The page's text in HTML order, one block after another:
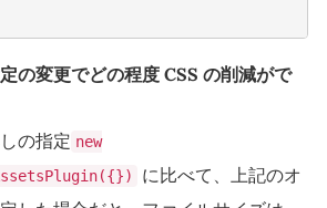
の変更でどの程度 CSS の削減がで
の指定 new
に比べて、上記のオ